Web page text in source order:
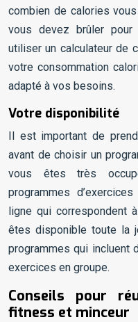
combien de calories
vous devez brûler
utiliser un calculateur de
votre consommation
adapté à vos besoins.
Votre disponibilité
Il est important de
avant de choisir un
vous êtes très
programmes
ligne qui correspondent
êtes disponible toute la
programmes qui incluent
exercices en groupe.
Conseils pour
fitness et minceur